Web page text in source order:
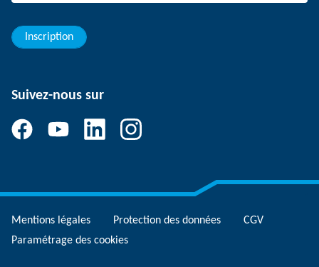
ElèvesInscription
Suivez-nous sur
Mentions légales Protection des données
CGV
Paramétrage des cookies